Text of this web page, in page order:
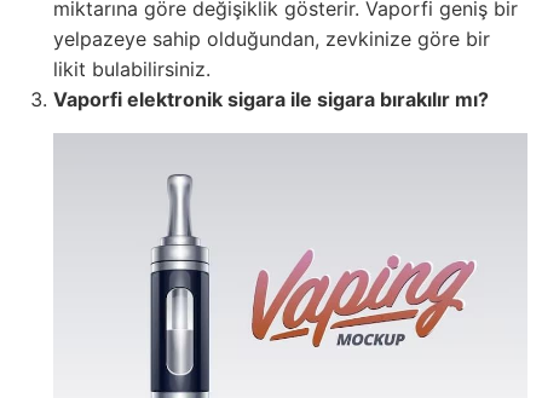
miktarına göre değişiklik gösterir. Vaporfi geniş bir
yelpazeye sahip olduğundan, zevkinize göre bir
likit bulabilirsiniz.
Vaporfi elektronik sigara ile sigara bırakılır mı?